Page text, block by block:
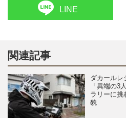
LINE
関連記事
ダカールレ
「異端の3
ラリーに挑
貌